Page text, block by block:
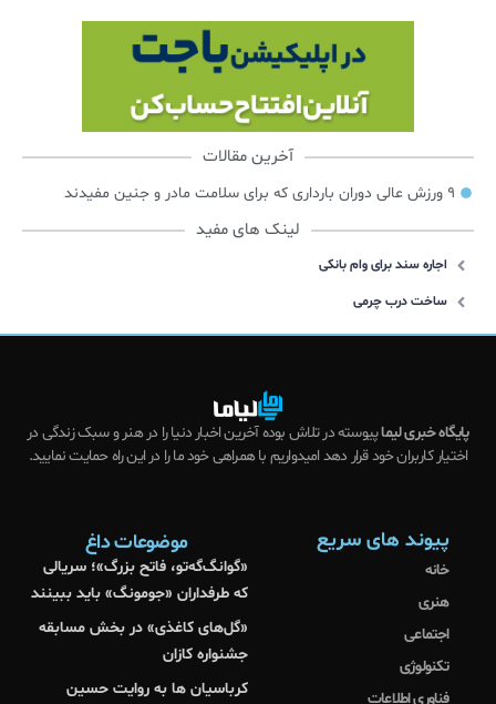
آخرین مقالات
۹ ورزش عالی دوران بارداری که برای سلامت مادر و جنین مفیدند
لینک های مفید
اجاره سند برای وام بانکی
ساخت درب چرمی
پایگاه خبری لیماپیوسته در تلاش بوده آخرین اخبار دنیا را در هنر و سبک زندگی در
اختیار کاربران خود قرار دهد امیدواریم با همراهی خود ما را در این راه حمایت نمایید.
پیوند های سریع
خانه
هنری
اجتماعی
تکنولوژی
فناوری اطلاعات
موضوعات داغ
«گوانگ‌گه‌تو، فاتح بزرگ»؛ سریالی
که طرفداران «جومونگ» باید ببینند
«گل‌های کاغذی» در بخش مسابقه
جشنواره کازان
کرباسیان ها به روایت حسین